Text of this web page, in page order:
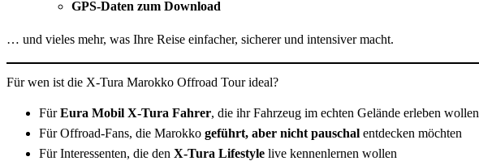
GPS-Daten zum Download
… und vieles mehr, was Ihre Reise einfacher, sicherer und intensiver macht.
Für wen ist die X-Tura Marokko Offroad Tour ideal?
FürEura Mobil X-Tura Fahrer, die ihr Fahrzeug im echten Gelände erleben wollen
Für Offroad-Fans, die Marokko geführt, aber nicht pauschal entdecken möchten
Für Interessenten, die den X-Tura Lifestyle live kennenlernen wollen